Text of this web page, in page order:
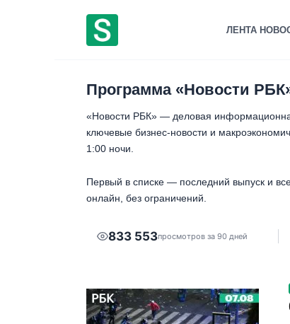
ЛЕНТА
Программа «Новости
«Новости РБК» — деловая
ключевые бизнес-новости и
1:00 ночи.
Первый в списке — последний выпуск и
онлайн, без ограничений.
833 553просмотров за 90 дней